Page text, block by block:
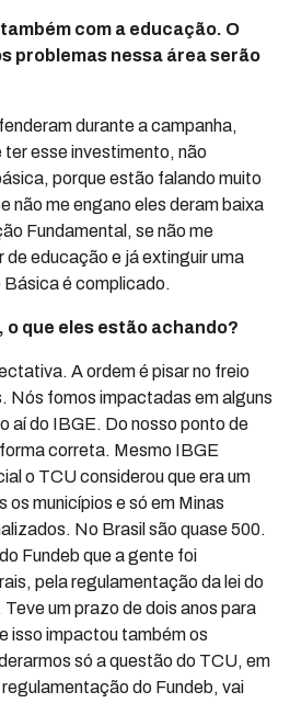
com a educação. O
problemas nessa área serão
durante a campanha,
esse investimento, não
porque estão falando muito
não me engano eles deram baixa
Fundamental, se não me
de educação e já extinguir uma
é complicado.
que eles estão achando?
A ordem é pisar no freio
Nós fomos impactadas em alguns
aí do IBGE. Do nosso ponto de
correta. Mesmo IBGE
o TCU considerou que era um
os municípios e só em Minas
No Brasil são quase 500.
Fundeb que a gente foi
pela regulamentação da lei do
um prazo de dois anos para
isso impactou também os
só a questão do TCU, em
do Fundeb, vai